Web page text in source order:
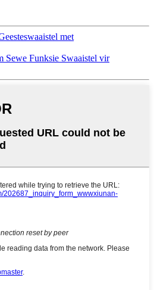
met
Sewe Funksie Swaaistel vir